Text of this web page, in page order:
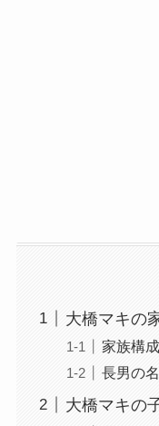
大橋マキの
家族構成
長男の
大橋マキの